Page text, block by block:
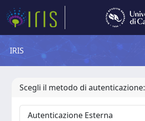
IRIS
Scegli il metodo di autenticazione:
Autenticazione Esterna